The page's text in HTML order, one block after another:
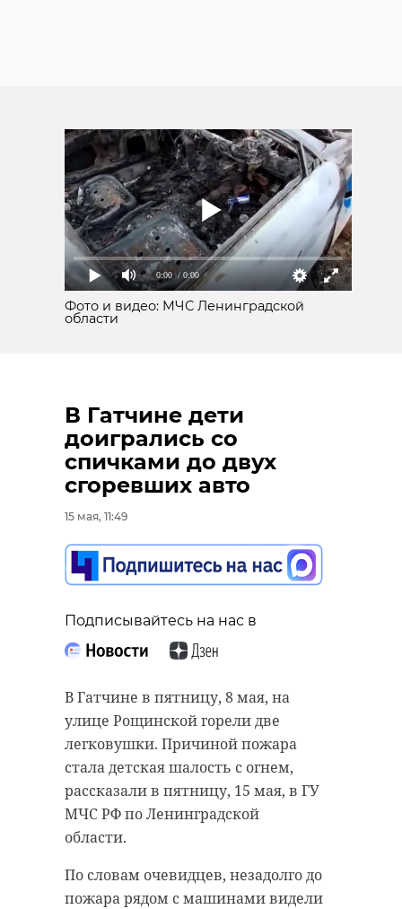
0:00 / 0:00
Фото и видео: МЧС Ленинградской
области
В Гатчине дети
доигрались со
спичками до двух
сгоревших авто
15 мая, 11:49
Подписывайтесь на нас в
В Гатчине в пятницу, 8 мая, на
улице Рощинской горели две
легковушки. Причиной пожара
стала детская шалость с огнем,
рассказали в пятницу, 15 мая, в ГУ
МЧС РФ по Ленинградской
области.
По словам очевидцев, незадолго до
пожара рядом с машинами видели